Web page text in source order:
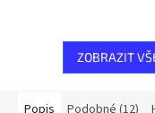
ZOBRAZIT